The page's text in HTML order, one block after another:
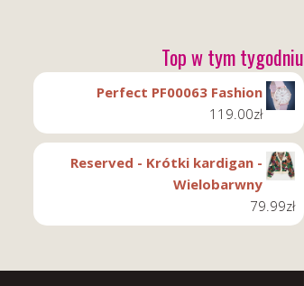
Top w tym tygodniu
Perfect PF00063 Fashion
119.00zł
Reserved - Krótki kardigan -
Wielobarwny
79.99zł